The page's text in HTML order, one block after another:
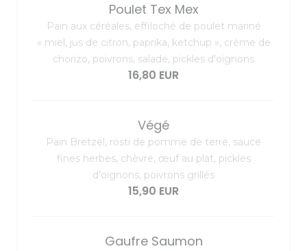
Poulet Tex Mex
Pain aux céréales, effiloché de poulet mariné
« miel, jus de citron, paprika, ketchup », crème de
chorizo, poivrons, salade, pickles d'oignons
16,80 EUR
Végé
Pain Bretzel, rösti de pomme de terre, sauce
fines herbes, chèvre, œuf au plat, pickles
d'oignons, poivrons grillés
15,90 EUR
Gaufre Saumon